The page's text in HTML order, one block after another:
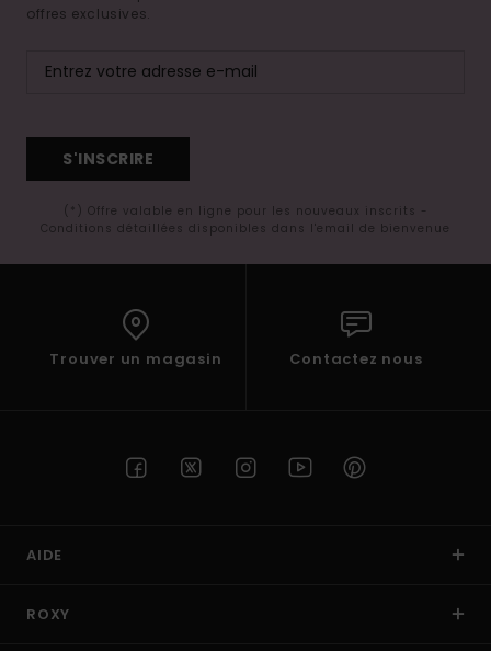
offres exclusives.
S'INSCRIRE
(*) Offre valable en ligne pour les nouveaux inscrits -
Conditions détaillées disponibles dans l'email de bienvenue
Trouver un magasin Contactez nous
AIDE
ROXY